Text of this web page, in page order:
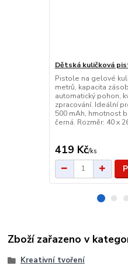
Dětská kuličková
Pistole na gelové
metrů, kapacita
automatický pohon,
zpracování. Ideální
500 mAh, hmotnost
černá. Rozměr: 40 x
419 Kč/ks
Zboží zařazeno v
Kreativní tvoření